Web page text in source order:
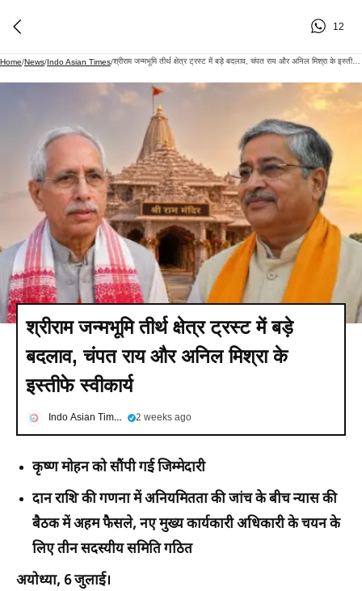
12
Home/News/Indo Asian Times/ श्रीराम जन्मभूमि तीर्थ क्षेत्र ट्रस्ट में बड़े बदलाव, चंपत राय और अनिल मिश्रा के इस्तीफे स्वीकार्य
श्रीराम जन्मभूमि तीर्थ क्षेत्र ट्रस्ट में बड़े
बदलाव, चंपत राय और अनिल मिश्रा के
इस्तीफे स्वीकार्य
Indo Asian Times 2 weeks ago
कृष्ण मोहन को सौंपी गई जिम्मेदारी
दान राशि की गणना में अनियमितता की जांच के बीच न्यास की
बैठक में अहम फैसले, नए मुख्य कार्यकारी अधिकारी के चयन के
लिए तीन सदस्यीय समिति गठित
अयोध्या, 6 जुलाई।